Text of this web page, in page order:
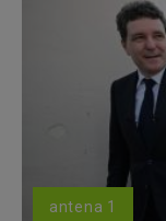
antena 1